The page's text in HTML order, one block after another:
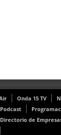
Onda 15 TV
Podcast
Directorio de